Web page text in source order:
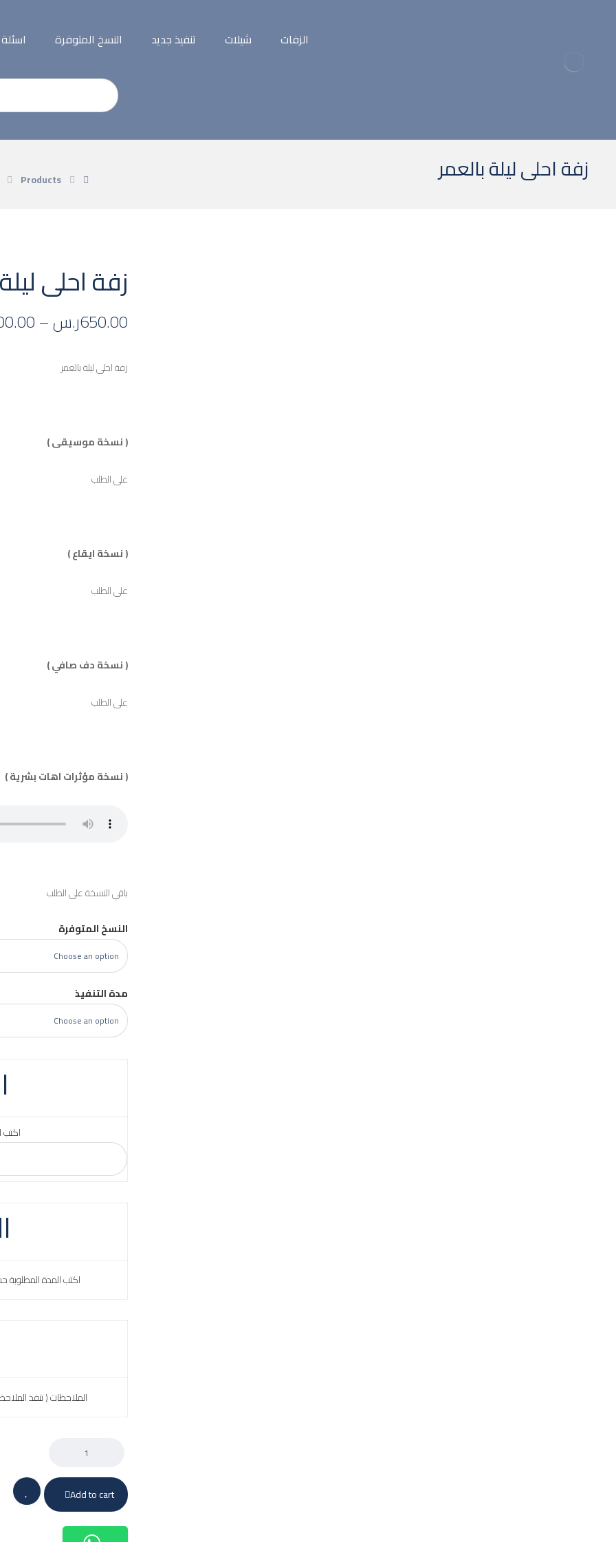
الزفات شيلات تنفيذ جديد النسخ المتوفرة اسئلة
زفة احلى ليلة بالعمر Products
زفة احلى
650.00ر.س–
زفة احلى ليلة بالعمر
( نسخة موسيقى )
على الطلب
( نسخة ايقاع )
على الطلب
( نسخة دف صافي )
على الطلب
( نسخة مؤثرات اهات بشرية )
باقي النسخة على الطلب
النسخ المتوفرة
مدة التنفيذ
اكتب
اكتب المدة المطلوبة
الملاحظات ( تنفذ
Add to cart